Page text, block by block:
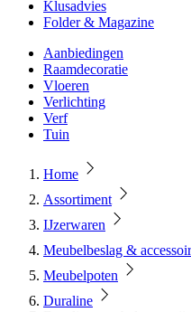
Klusadvies
Folder & Magazine
Aanbiedingen
Raamdecoratie
Vloeren
Verlichting
Verf
Tuin
Home
Assortiment
IJzerwaren
Meubelbeslag &
Meubelpoten
Duraline